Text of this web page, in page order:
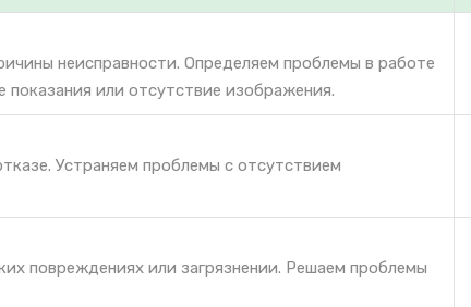
неисправности. Определяем проблемы в работе
показания или отсутствие изображения.
Устраняем проблемы с отсутствием
повреждениях или загрязнении. Решаем проблемы